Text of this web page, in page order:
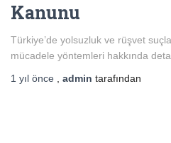
Kanunu
Türkiye’de yolsuzluk ve rüşvet
mücadele yöntemleri hakkında
1 yıl önce admin tarafından